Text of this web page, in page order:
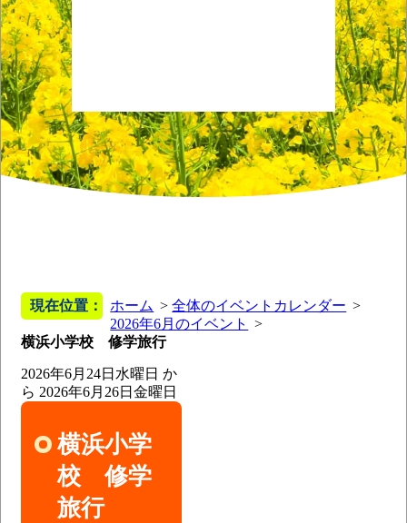
現在位置： ホーム
全体のイベントカレンダー
2026年6月のイベント
横浜小学校 修学旅行
2026年6月24日 水曜日 か
ら 2026年6月26日金曜日
横浜小学
校 修学
旅行